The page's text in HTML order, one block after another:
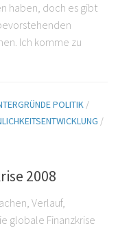
haben, doch es gibt
Ich komme zu
POLITIK /
/
2008
Verlauf,
globale Finanzkrise